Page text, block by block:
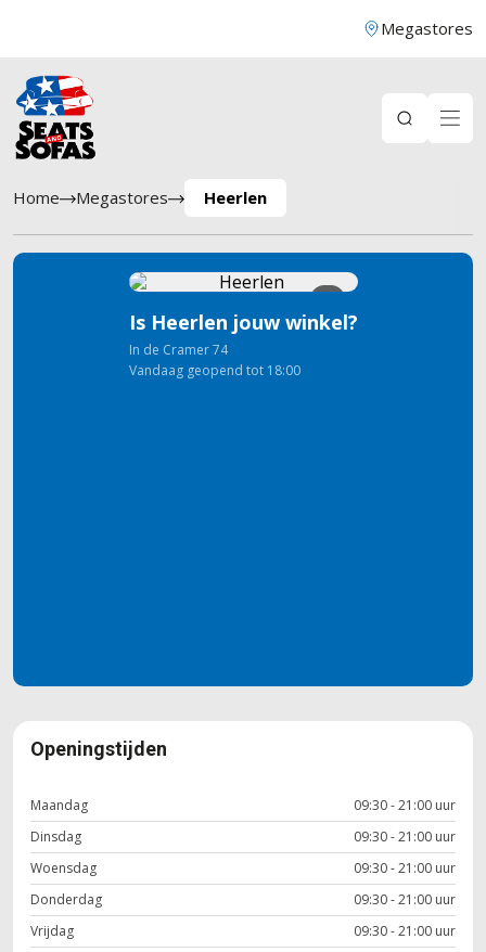
Megastores
Home Megastores Heerlen
9
Is Heerlen jouw winkel?
In de Cramer 74
Vandaag geopend tot 18:00
Openingstijden
Maandag
09:30 - 21:00 uur
Dinsdag
09:30 - 21:00 uur
Woensdag
09:30 - 21:00 uur
Donderdag
09:30 - 21:00 uur
Vrijdag
09:30 - 21:00 uur